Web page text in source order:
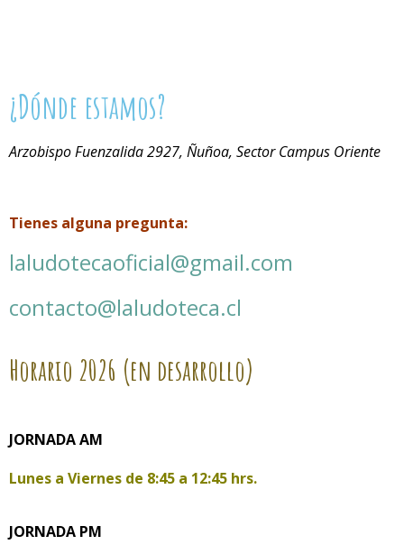
¿Dónde estamos?
Arzobispo Fuenzalida 2927, Ñuñoa, Sector Campus Oriente
Tienes alguna pregunta:
laludotecaoficial@gmail.com
contacto@laludoteca.cl
Horario 2026 (en desarrollo)
JORNADA AM
Lunes a Viernes de 8:45 a 12:45 hrs.
JORNADA PM